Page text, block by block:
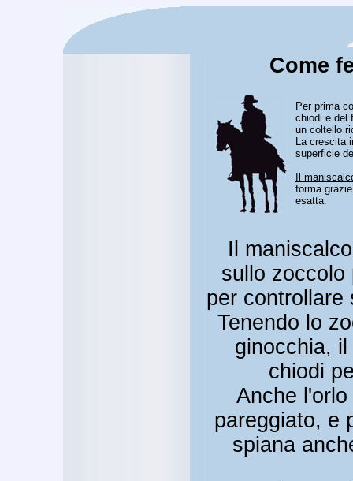
Come
Per prima
chiodi e del
un coltello
La crescita
superficie
Il
forma
esatta.
Il
sullo zoccolo
per controllare
Tenendo lo
ginocchia,
chiodi
Anche
pareggiato, e
spiana